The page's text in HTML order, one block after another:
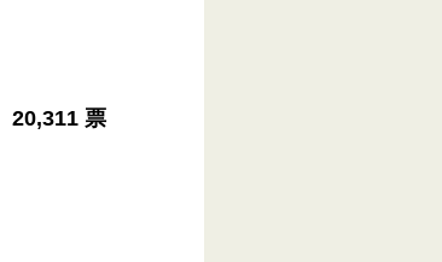
20,311 票